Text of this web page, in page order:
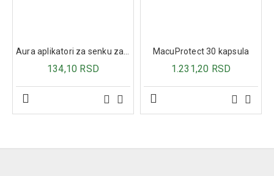
Petrovac.
Hajdučka trava.
Kopriva.
Aura aplikatori za senku za oči 3kom
134,10 RSD
MacuProtect 30 kapsula
1.231,20 RSD